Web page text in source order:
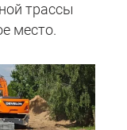
трассы
место.